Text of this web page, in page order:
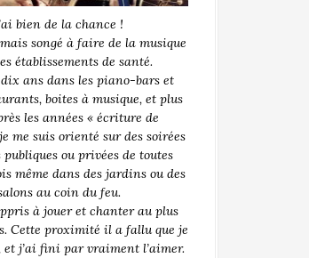
bien de la chance !
songé à faire de la musique
établissements de santé.
dix ans dans les piano-bars et
boites à musique, et plus
les années « écriture de
me suis orienté sur des soirées
ou privées de toutes
même dans des jardins ou des
au coin du feu.
à jouer et chanter au plus
Cette proximité il a fallu que je
et j’ai fini par vraiment l’aimer.